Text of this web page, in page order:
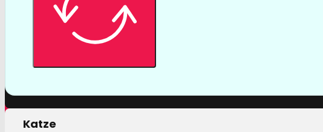
Mit einer Tierversicherung der Barmenia profitieren sie nicht
nur von erstklassigen Leistungen, sondern auch von unserer
Hund
Katze